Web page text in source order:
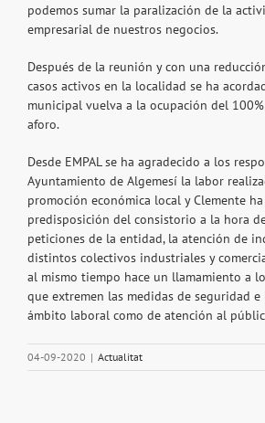
podemos sumar la paralización de la
empresarial de nuestros negocios.
Después de la reunión y con una
casos activos en la localidad se ha
municipal vuelva a la ocupación del
aforo.
Desde EMPAL se ha agradecido a los
Ayuntamiento de Algemesí la labor
promoción económica local y Clemente
predisposición del consistorio a la hora
peticiones de la entidad, la atención de
distintos colectivos industriales y
al mismo tiempo hace un llamamiento a
que extremen las medidas de seguridad
ámbito laboral como de atención al
04-09-2020 | Actualitat